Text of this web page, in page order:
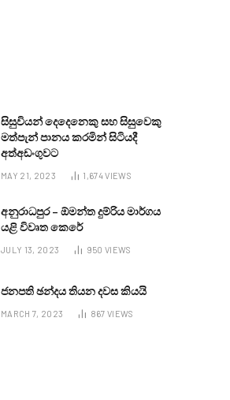
සිසුවියන් දෙදෙනෙකු සහ සිසුවෙකු
මත්පැන් පානය කරමින් සිටියදී
අත්අඩංගුවට
MAY 21, 2023 1,674VIEWS
අනුරාධපුර – ඕමන්ත දුම්රිය මාර්ගය
යළි විවෘත කෙරේ
JULY 13, 2023 950 VIEWS
ජනපති ඡන්දය තියන දවස කියයි
MARCH 7, 2023 867 VIEWS